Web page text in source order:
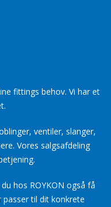
fittings behov. Vi har et
ventiler, slanger,
Vores salgsafdeling
hos ROYKON også få
til dit konkrete